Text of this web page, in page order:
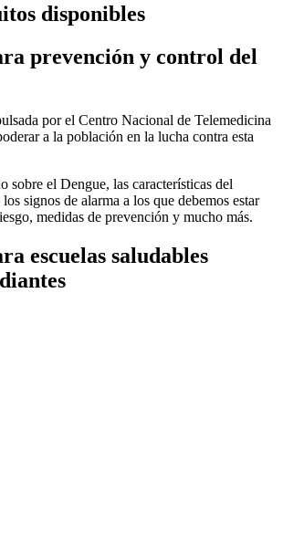
disponibles
prevención y control del
por el Centro Nacional de Telemedicina
a la población en la lucha contra esta
sobre el Dengue, las características del
signos de alarma a los que debemos estar
medidas de prevención y mucho más.
escuelas saludables